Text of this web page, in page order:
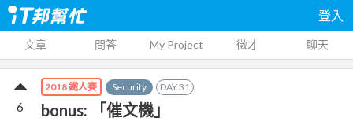
登入
文章 問答 My Project 徵才 聊天
2018 鐵人賽 Security DAY31
bonus: 「催文機」
6